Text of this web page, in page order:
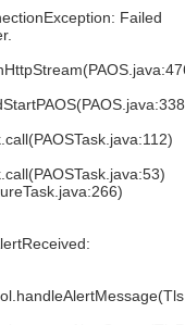
Failed